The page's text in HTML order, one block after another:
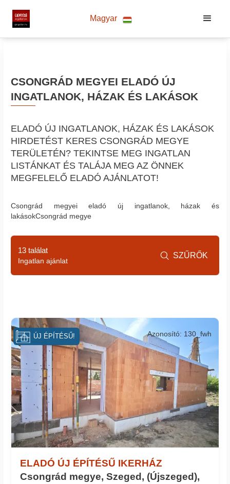
Magyar
CSONGRÁD MEGYEI ELADÓ ÚJ
INGATLANOK, HÁZAK ÉS LAKÁSOK
ELADÓ ÚJ INGATLANOK, HÁZAK ÉS LAKÁSOK
HIRDETÉST KERES CSONGRÁD MEGYE
TERÜLETÉN? TEKINTSE MEG INGATLAN
LISTÁNKAT ÉS TALÁJA MEG AZ ÖNNEK
MEGFELELŐ ELADÓ AJÁNLATOT!
Csongrád megyei eladó új ingatlanok, házak és
lakásokCsongrád megye
ELADÓ ÚJ ÉPÍTÉSŰ IKERHÁZ
Csongrád megye, Szeged, (Újszeged),
Azonosító: 130_fwh
ÚJ ÉPÍTÉSŰ!
13 találat
Ingatlan ajánlat
 SZŰRŐK